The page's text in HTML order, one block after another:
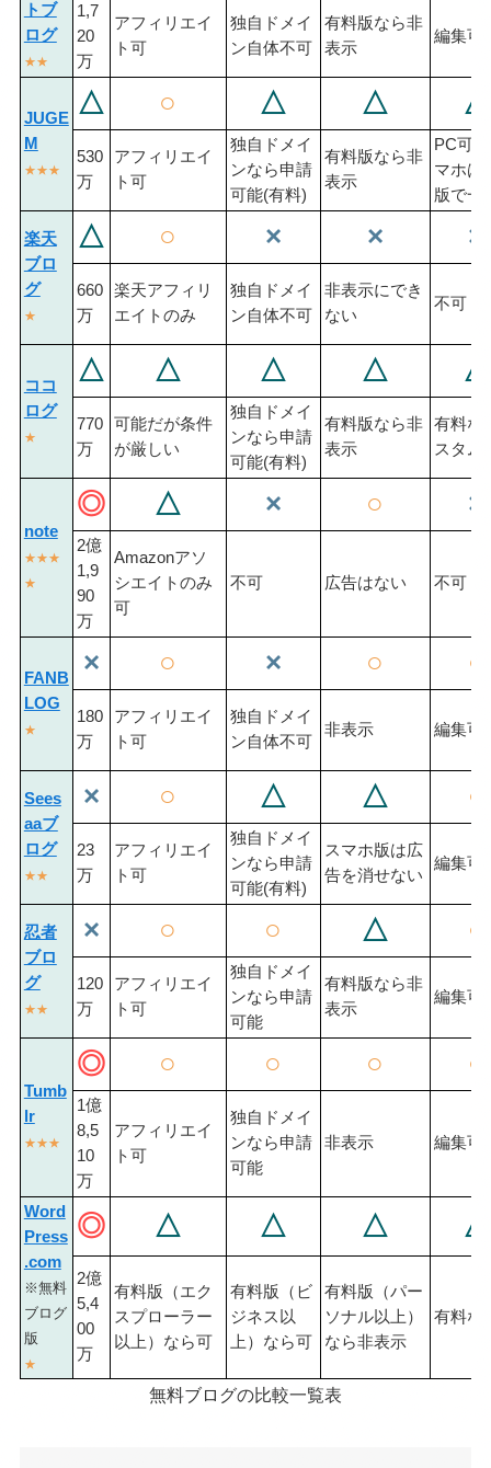
トブ
ログ
★★
1,7
20
万
アフィリエイ
ト可
独自ドメイ
ン自体不可
有料版なら非
表示
編集可
JUGE
M
★★★
△ ○ △ △ △
530
万
アフィリエイ
ト可
独自ドメイ
ンなら申請
可能(有料)
有料版なら非
表示
PC可
マホは
版で一
楽天
ブロ
グ
★
△ ○ × × ×
660
万
楽天アフィリ
エイトのみ
独自ドメイ
ン自体不可
非表示にでき
ない
不可
ココ
ログ
★
△ △ △ △ △
770
万
可能だが条件
が厳しい
独自ドメイ
ンなら申請
可能(有料)
有料版なら非
表示
有料な
スタム
note
★★★
★
◎ △ × ○ ×
2億
1,9
90
万
Amazonアソ
シエイトのみ
可
不可 広告はない 不可
FANB
LOG
★
× ○ × ○ ○
180
万
アフィリエイ
ト可
独自ドメイ
ン自体不可
非表示 編集可
Sees
aaブ
ログ
★★
× ○ △ △ ○
23
万
アフィリエイ
ト可
独自ドメイ
ンなら申請
可能(有料)
スマホ版は広
告を消せない
編集可
忍者
ブロ
グ
★★
× ○ ○ △ ○
120
万
アフィリエイ
ト可
独自ドメイ
ンなら申請
可能
有料版なら非
表示
編集可
Tumb
lr
★★★
◎ ○ ○ ○ ○
1億
8,5
10
万
アフィリエイ
ト可
独自ドメイ
ンなら申請
可能
非表示 編集可
Word
Press
.com
※無料
ブログ
版
★
◎ △ △ △ △
2億
5,4
00
万
有料版（エク
スプローラー
以上）なら可
有料版（ビ
ジネス以
上）なら可
有料版（パー
ソナル以上）
なら非表示
有料な
無料ブログの比較一覧表